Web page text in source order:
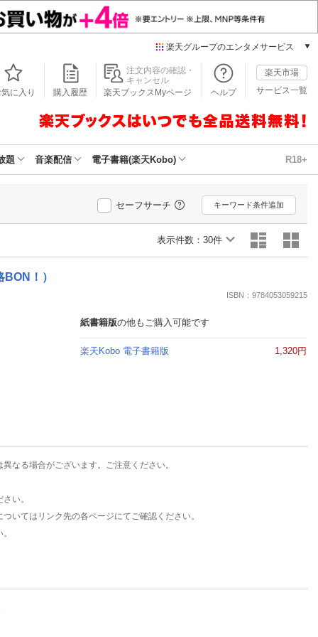
楽天グループのエンタメサービス
本/ゲーム/CD/DVD
楽天ブックス
楽天Kobo
動画配信
楽天TV
動画配信ガイド
楽天チケット
気に入り 購入履歴
注文内容の確認・
キャンセル
楽天ブックスMyページ
ヘルプ
楽天市場
サービス一覧
題 音楽配信 電子書籍(楽天Kobo) R18+
セーフサーチ キーワード条件追加
表示件数： 30件
！）
ISBN：9784053059215
紙書籍版の他もご購入可能です
楽天Kobo 電子書籍版 1,320円
なる場合がございます。ご注意ください。
い。
いてはリンク先の各ページにてご確認ください。